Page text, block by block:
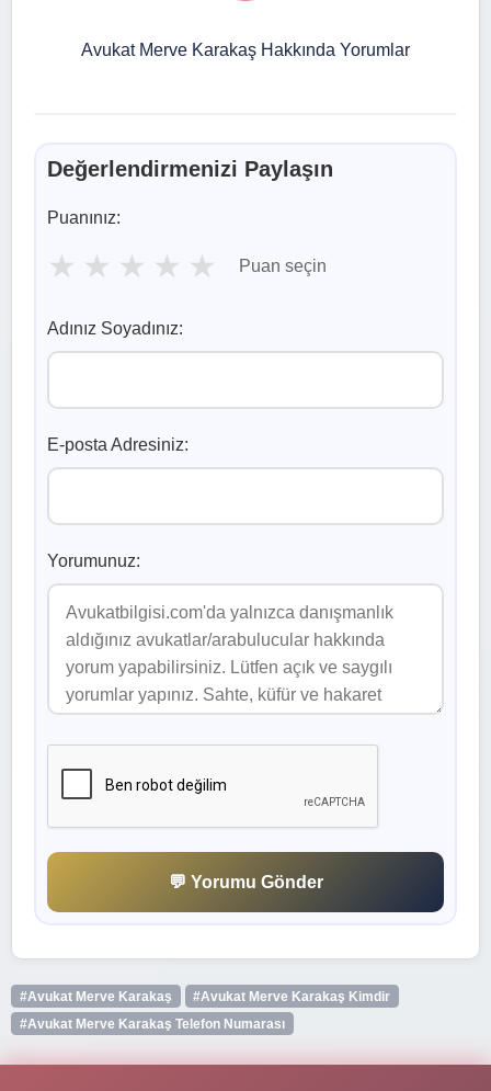
Avukat Merve Karakaş Hakkında Yorumlar
Değerlendirmenizi Paylaşın
Puanınız:
★ ★ ★ ★ ★ Puan seçin
Adınız Soyadınız:
E-posta Adresiniz:
Yorumunuz:
💬 Yorumu Gönder
#Avukat Merve Karakaş
#Avukat Merve Karakaş Kimdir
#Avukat Merve Karakaş Telefon Numarası